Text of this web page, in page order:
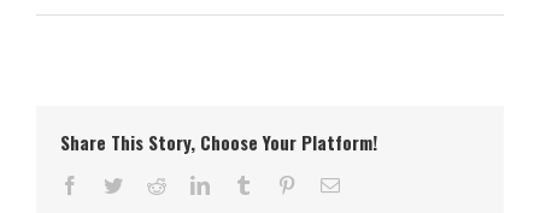
Share This Story, Choose Your Platform!
Facebook
TwitterRedditLinkedInTumblr PinterestCorreo